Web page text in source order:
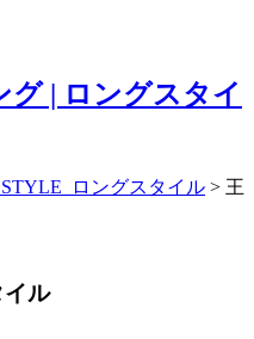
ロングスタイル > 王
イル